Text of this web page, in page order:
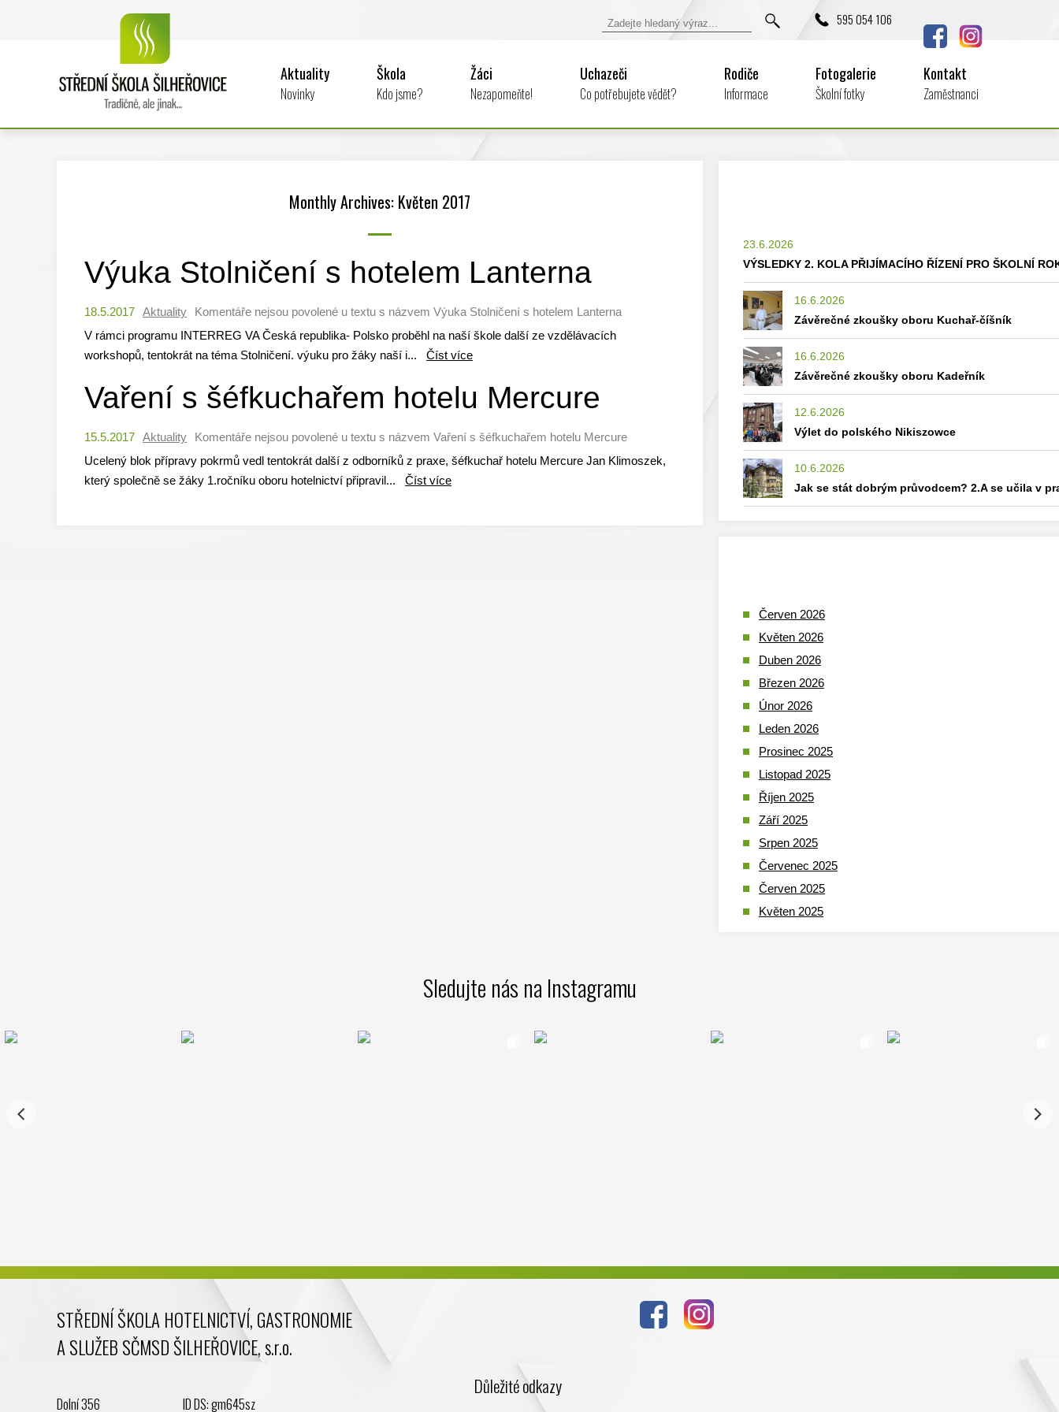
595 054 106
Aktuality
Novinky
Škola
Kdo jsme?
Žáci
Nezapomeňte!
Uchazeči
Co potřebujete vědět?
Rodiče
Informace
Fotogalerie
Školní fotky
Kontakt
Zaměstnanci
Monthly Archives: Květen 2017
Výuka Stolničení s hotelem Lanterna
18.5.2017 Aktuality Komentáře nejsou povolené u textu s názvem Výuka Stolničení s hotelem Lanterna
V rámci programu INTERREG VA Česká republika- Polsko proběhl na naší škole další ze vzdělávacích
workshopů, tentokrát na téma Stolničení. výuku pro žáky naší i... Číst více
Vaření s šéfkuchařem hotelu Mercure
15.5.2017 Aktuality Komentáře nejsou povolené u textu s názvem Vaření s šéfkuchařem hotelu Mercure
Ucelený blok přípravy pokrmů vedl tentokrát další z odborníků z praxe, šéfkuchař hotelu Mercure Jan Klimoszek,
který společně se žáky 1.ročníku oboru hotelnictví připravil... Číst více
23.6.2026
VÝSLEDKY 2. KOLA PŘIJÍMACÍHO ŘÍZENÍ PRO ŠKOLNÍ
16.6.2026
Závěrečné zkoušky oboru Kuchař-číšník
16.6.2026
Závěrečné zkoušky oboru Kadeřník
12.6.2026
Výlet do polského Nikiszowce
10.6.2026
Jak se stát dobrým průvodcem? 2.A se učila v
Červen 2026
Květen 2026
Duben 2026
Březen 2026
Únor 2026
Leden 2026
Prosinec 2025
Listopad 2025
Říjen 2025
Září 2025
Srpen 2025
Červenec 2025
Červen 2025
Květen 2025
Prosinec 2023
Sledujte nás na Instagramu
STŘEDNÍ ŠKOLA HOTELNICTVÍ, GASTRONOMIE
A SLUŽEB SČMSD ŠILHEŘOVICE, s.r.o.
Dolní 356 ID DS: gm645sz
Důležité odkazy